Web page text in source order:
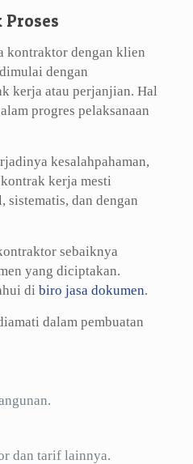
Proses
kontraktor dengan klien
dengan
kerja atau perjanjian. Hal
progres pelaksanaan
kesalahpahaman,
kerja mesti
sistematis, dan dengan
sebaiknya
yang diciptakan.
di biro jasa dokumen.
dalam pembuatan
dan tarif lainnya.